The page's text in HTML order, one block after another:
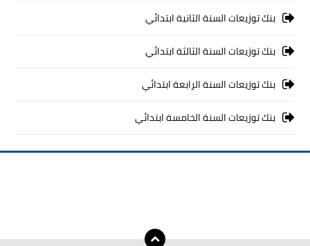
بنك توزيعات السنة الثانية ابتدائي
بنك توزيعات السنة الثالثة ابتدائي
بنك توزيعات السنة الرابعة ابتدائي
بنك توزيعات السنة الخامسة ابتدائي